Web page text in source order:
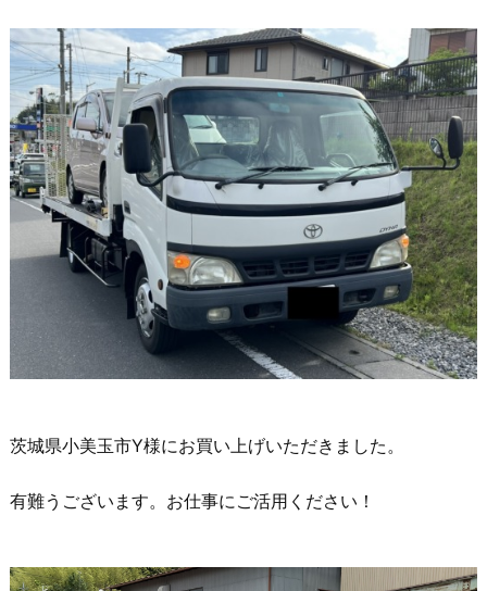
茨城県小美玉市Y様にお買い上げいただきました。
有難うございます。お仕事にご活用ください！